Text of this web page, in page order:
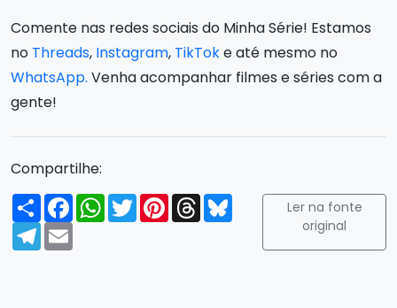
Comente nas redes sociais do Minha Série! Estamos
no Threads, Instagram, TikToke até mesmo no
WhatsApp. Venha acompanhar filmes e séries com a
gente!
Compartilhe:
Compartilhar
FacebookWhatsApp
TwitterPinterest
ThreadsBluesky
Telegram
Email
Ler na fonte
original